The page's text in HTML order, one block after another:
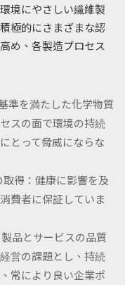
境にやさしい繊維製
極的にさまざまな認
め、各製造プロセス
準を満たした化学物質
スの面で環境の持続
とって脅威にならな
得：健康に影響を及
費者に保証していま
品とサービスの品質
営の課題とし、持続
常により良い企業ポ